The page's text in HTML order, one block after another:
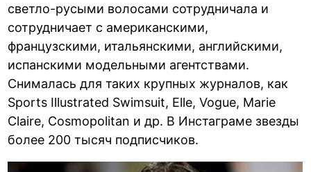
светло-русыми волосами сотрудничала и
сотрудничает с американскими,
французскими, итальянскими, английскими,
испанскими модельными агентствами.
Снималась для таких крупных журналов, как
Sports Illustrated Swimsuit, Elle, Vogue, Marie
Claire, Cosmopolitan и др. В Инстаграме звезды
более 200 тысяч подписчиков.